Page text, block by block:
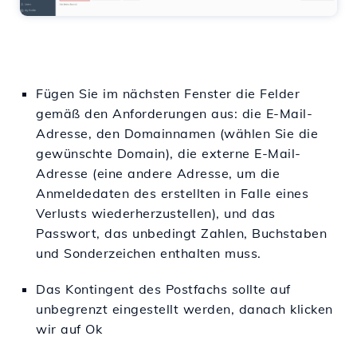
Fügen Sie im nächsten Fenster die Felder
gemäß den Anforderungen aus: die E-Mail-
Adresse, den Domainnamen (wählen Sie die
gewünschte Domain), die externe E-Mail-
Adresse (eine andere Adresse, um die
Anmeldedaten des erstellten in Falle eines
Verlusts wiederherzustellen), und das
Passwort, das unbedingt Zahlen, Buchstaben
und Sonderzeichen enthalten muss.
Das Kontingent des Postfachs sollte auf
unbegrenzt eingestellt werden, danach klicken
wir auf Ok